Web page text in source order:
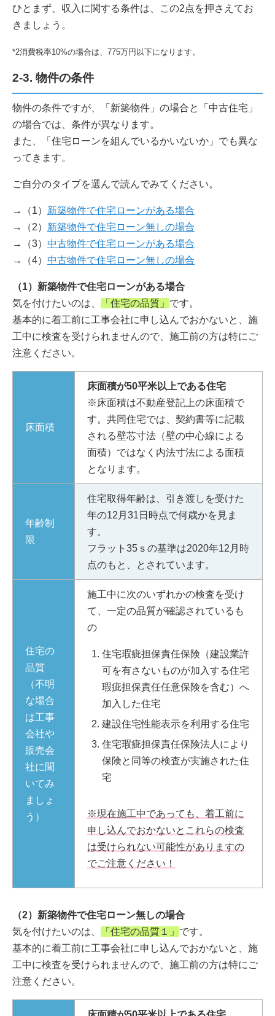
ひとまず、収入に関する条件は、この2点を押さえてお
きましょう。
*2消費税率10%の場合は、775万円以下になります。
2-3. 物件の条件
物件の条件ですが、「新築物件」の場合と「中古住宅」
の場合では、条件が異なります。
また、「住宅ローンを組んでいるかいないか」でも異な
ってきます。
ご自分のタイプを選んで読んでみてください。
→（1） 新築物件で住宅ローンがある場合
→（2） 新築物件で住宅ローン無しの場合
→（3） 中古物件で住宅ローンがある場合
→（4） 中古物件で住宅ローン無しの場合
（1）新築物件で住宅ローンがある場合
気を付けたいのは、
「住宅の品質」 です。
基本的に着工前に工事会社に申し込んでおかないと、施
工中に検査を受けられませんので、施工前の方は特にご
注意ください。
床面積
床面積が50平米以上である住宅
※床面積は不動産登記上の床面積で
す。共同住宅では、契約書等に記載
される壁芯寸法（壁の中心線による
面積）ではなく内法寸法による面積
となります。
年齢制
限
住宅取得年齢は、引き渡しを受けた
年の12月31日時点で何歳かを見ま
す。
フラット35ｓの基準は2020年12月時
点のもと、とされています。
住宅の
品質
（不明
な場合
は工事
会社や
販売会
社に聞
いてみ
ましょ
う）
施工中に次のいずれかの検査を受け
て、一定の品質が確認されているも
の
住宅瑕疵担保責任保険（建設業許
可を有さないものが加入する住宅
瑕疵担保責任任意保険を含む）へ
加入した住宅
建設住宅性能表示を利用する住宅
住宅瑕疵担保責任保険法人により
保険と同等の検査が実施された住
宅
※現在施工中であっても、着工前に
申し込んでおかないとこれらの検査
は受けられない可能性がありますの
でご注意ください！
（2）新築物件で住宅ローン無しの場合
気を付けたいのは、
「住宅の品質１」 です。
基本的に着工前に工事会社に申し込んでおかないと、施
工中に検査を受けられませんので、施工前の方は特にご
注意ください。